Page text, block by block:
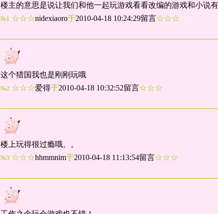
楼主的意思是说让我们和他一起玩游戏看看改编的游戏和小说
№1 ☆☆☆nidexiaoro于2010-04-18 10:24:29留言☆☆☆
这个猎国我也是刚刚玩哦
№2 ☆☆☆爱得于2010-04-18 10:32:52留言☆☆☆
楼上玩得很过瘾哦。。
№3 ☆☆☆hhmmnim于2010-04-18 11:13:54留言☆☆☆